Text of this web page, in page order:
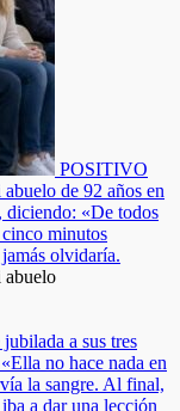
POSITIVO
de 92 años en
diciendo: «De todos
cinco minutos
olvidaría.
abuelo
a sus tres
no hace nada en
la sangre. Al final,
a dar una lección